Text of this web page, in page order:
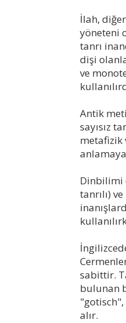
İlah,
yöneteni
tanrı
dişi
ve
Antik
sayısız
metafizik
anlamaya
Dinbilimi
tanrılı)
sabittir.
bulunan
alır.